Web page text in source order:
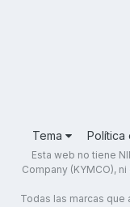
Tema Política
Esta web no tiene
Company (KYMCO),
Todas las marcas